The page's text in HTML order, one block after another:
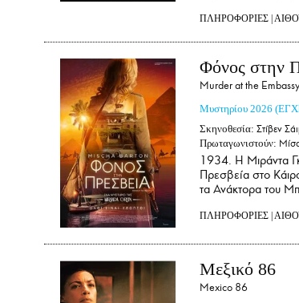
ΠΛΗΡΟΦΟΡΙΕΣ
Φόνος στην
Murder at the Embassy
Μυστηρίου 2026
Σκηνοθεσία: Στίβεν
Πρωταγωνιστούν:
1934. Η Μιράντα
Πρεσβεία στο
τα Ανάκτορα του
ΠΛΗΡΟΦΟΡΙΕΣ
Μεξικό 86
Mexico 86